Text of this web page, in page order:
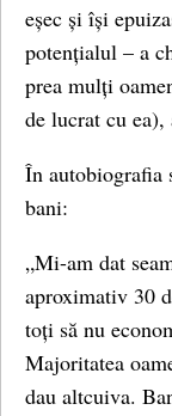
eșec și își
potențialul – a
prea mulți
de lucrat cu
În autobiografia
bani:
„Mi-am dat
aproximativ 30
toți să nu
Majoritatea
dau altcuiva.